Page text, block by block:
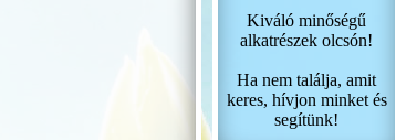
Kiváló minőségű
alkatrészek olcsón!
Ha nem találja, amit
keres, hívjon minket és
segítünk!